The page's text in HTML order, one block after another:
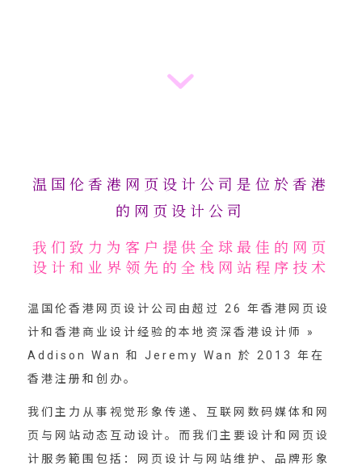
温国伦香港网页设计公司是位於香港
的网页设计公司
我们致力为客户提供全球最佳的网页
设计和业界领先的全栈网站程序技术
温国伦香港网页设计公司由超过 26 年香港网页设
计和香港商业设计经验的本地资深香港设计师 »
Addison Wan 和 Jeremy Wan 於 2013 年在
香港注册和创办。
我们主力从事视觉形象传递、互联网数码媒体和网
页与网站动态互动设计。而我们主要设计和网页设
计服务範围包括：网页设计与网站维护、品牌形象